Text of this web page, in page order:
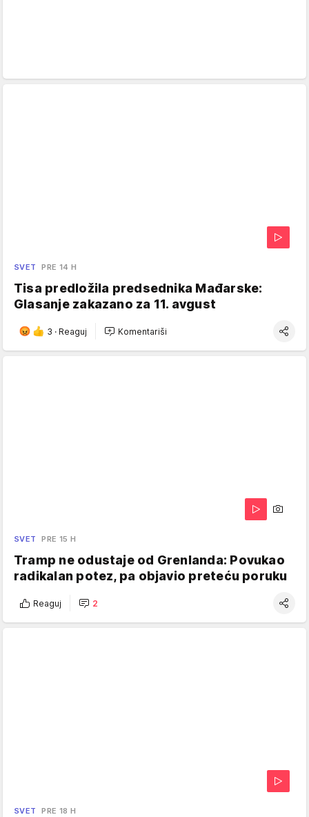
SVET PRE 14 H
Tisa predložila predsednika Mađarske:
Glasanje zakazano za 11. avgust
3 · Reaguj Komentariši
SVET PRE 15 H
Tramp ne odustaje od Grenlanda: Povukao
radikalan potez, pa objavio preteću poruku
Reaguj 2
SVET PRE 18 H